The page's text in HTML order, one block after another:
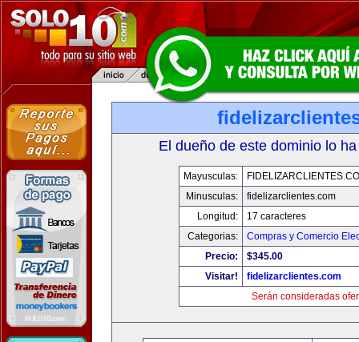
El dueño de este dominio lo
Mayusculas:
Minusculas:
fidelizarclientes.com
Longitud:
17 caracteres
Categorias:
Compras y Comercio
Precio:
$345.00
Visitar!
fidelizarclientes.com
Serán consideradas